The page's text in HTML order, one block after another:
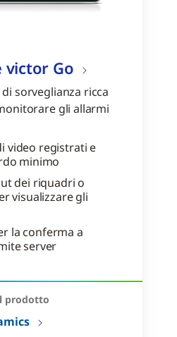
victor Go
sorveglianza ricca
gli allarmi
video registrati e
minimo
dei riquadri o
visualizzare gli
la conferma a
server
prodotto